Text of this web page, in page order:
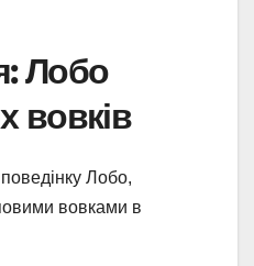
Лобо
вовків
Лобо,
вовками в